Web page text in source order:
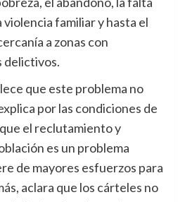
familiar y hasta el
a zonas con
delictivos.
que este problema no
por las condiciones de
el reclutamiento y
es un problema
de mayores esfuerzos para
aclara que los cárteles no